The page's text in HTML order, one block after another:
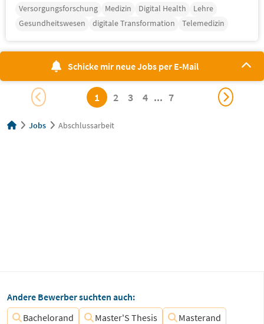
Versorgungsforschung Medizin Digital Health
Lehre
Gesundheitswesen
digitale Transformation Telemedizin
Schicke mir neue Jobs per E-Mail
1 2 3 4 ... 7
Jobs Abschlussarbeit
Andere Bewerber suchten auch:
Bachelorand
Master'S Thesis
Masterand